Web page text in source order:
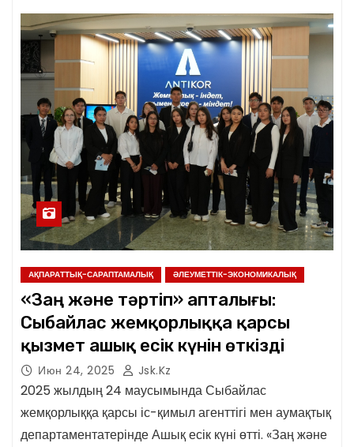
АҚПАРАТТЫҚ-САРАПТАМАЛЫҚ ӘЛЕУМЕТТІК-ЭКОНОМИКАЛЫҚ
«Заң және тәртіп» апталығы:
Сыбайлас жемқорлыққа қарсы
қызмет ашық есік күнін өткізді
Июн 24, 2025 Jsk.kz
2025 жылдың 24 маусымында Сыбайлас
жемқорлыққа қарсы іс-қимыл агенттігі мен аумақтық
департаментатерінде Ашық есік күні өтті. «Заң және